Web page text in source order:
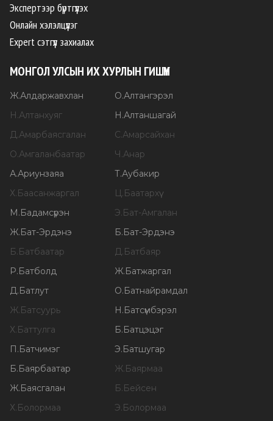
Экспертээр бүртгүүлэх
Онлайн хэлэлцүүлэг
Expert сэтгүүл захиалах
МОНГОЛ УЛСЫН ИХ ХУРЛЫН ГИШҮҮН
Ж.Алдаржавхлан О.Алтангэрэл
Н .Алтанхуяг Н .Алтаншагай
Д.Амарбаясгалан С.Амарсайхан
О.Амгаланбаатар Ч .Анар
А.Ариунзаяа Т.Аубакир
Х. Баасанжаргал Ц. Баатархүү
М . Бадамсүрэн Э. Бат-Амгалан
Ж. Бат-Эрдэнэ Б. Бат-Эрдэнэ
Б. Батбаатар Д. Батбаяр
Р. Батболд Ж. Батжаргал
Д. Батлут О. Батнайрамдал
Ж. Батсуурь Н . Батсүмбэрэл
Х. Баттулга Б. Батцэцэг
П . Батчимэг Э. Батшугар
Б. Баярбаатар Ж. Баярмаа
Ж. Баясгалан Б. Бейсен
Х. Болормаа Э. Болормаа